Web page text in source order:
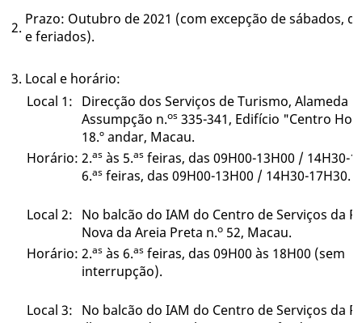
2. Prazo: Outubro de 2021 (com excepção de sábados,
e feriados).
3. Local e horário:
Local 1: Direcção dos Serviços de Turismo, Alameda
Assumpção n.os 335-341, Edifício "Centro Hot
18.º andar, Macau.
Horário: 2.as às 5.as feiras, das 09H00-13H00 / 14H30-
6.as feiras, das 09H00-13H00 / 14H30-17H30.
Local 2: No balcão do IAM do Centro de Serviços da
Nova da Areia Preta n.o 52, Macau.
Horário: 2.as às 6.as feiras, das 09H00 às 18H00 (sem
interrupção).
Local 3: No balcão do IAM do Centro de Serviços da